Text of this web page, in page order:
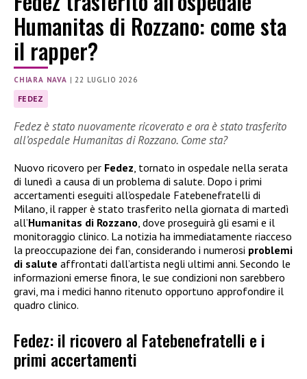
Humanitas di Rozzano: come sta
il rapper?
CHIARA NAVA |22 LUGLIO 2026
FEDEZ
Fedez è stato nuovamente ricoverato e ora è stato trasferito
all’ospedale Humanitas di Rozzano. Come sta?
Nuovo ricovero per Fedez, tornato in ospedale nella serata
di lunedì a causa di un problema di salute. Dopo i primi
accertamenti eseguiti all’ospedale Fatebenefratelli di
Milano, il rapper è stato trasferito nella giornata di martedì
all’Humanitas di Rozzano, dove proseguirà gli esami e il
monitoraggio clinico. La notizia ha immediatamente riacceso
la preoccupazione dei fan, considerando i numerosi problemi
di salute affrontati dall’artista negli ultimi anni. Secondo le
informazioni emerse finora, le sue condizioni non sarebbero
gravi, ma i medici hanno ritenuto opportuno approfondire il
quadro clinico.
Fedez: il ricovero al Fatebenefratelli e i
primi accertamenti